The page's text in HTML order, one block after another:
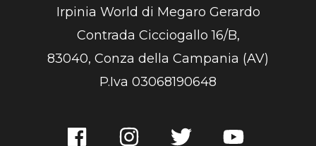
Irpinia World di Megaro Gerardo
Contrada Cicciogallo 16/B,
83040, Conza della Campania (AV)
P.Iva 03068190648